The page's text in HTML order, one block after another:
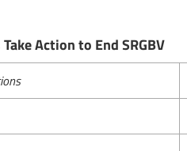
Action to End SRGBV